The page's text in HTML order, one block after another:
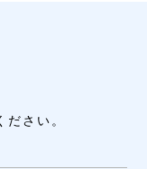
ださい。